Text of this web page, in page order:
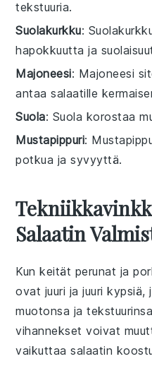
tekstuuria.
Suolakurkku:
hapokkuutta ja
Majoneesi: Majoneesi
antaa salaatille
Suola: Suola korostaa
Mustapippuri:
potkua ja syvyyttä.
Salaatin
Kun keität perunat ja
ovat juuri ja juuri
muotonsa ja tekstuurinsa
vihannekset voivat
vaikuttaasalaatin